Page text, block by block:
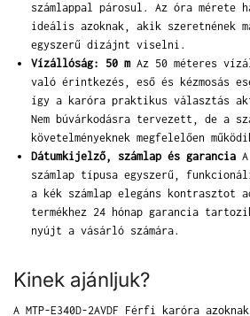
számlappal párosul. Az óra mérete
ideális azoknak, akik szeretnének
egyszerű dizájnt viselni.
Vízállóság: 50 mAz 50 méteres
való érintkezés, eső és kézmosás
így a karóra praktikus választás
Nem búvárkodásra tervezett, de a
követelményeknek megfelelően
Dátumkijelző, számlap és garancia
számlap típusa egyszerű,
a kék számlap elegáns kontrasztot
termékhez 24 hónap garancia
nyújt a vásárló számára.
Kinek ajánljuk?
A MTP-E340D-2AVDF Férfi karóra